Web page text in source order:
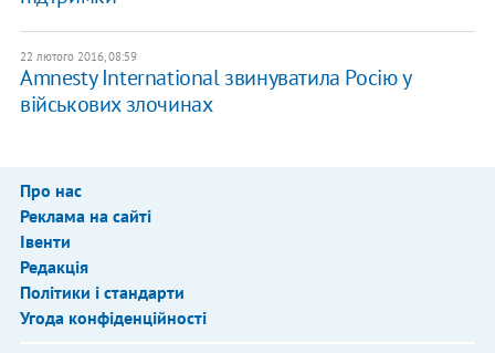
22 лютого 2016, 08:59
Amnesty International звинуватила Росію у
військових злочинах
Про нас
Реклама на сайті
Івенти
Редакція
Політики і стандарти
Угода конфіденційності